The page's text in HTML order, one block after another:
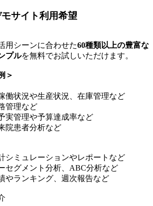
サイト利用希望
用シーンに合わせた60種類以上の豊富な
プルを無料でお試しいただけます。​
＞​
働状況や生産状況、在庫管理など​
管理など​
実管理や予算達成率など​
院患者分析など​
シミュレーションやレポートなど​
セグメント分析、ABC分析など​
やランキング、週次報告など​